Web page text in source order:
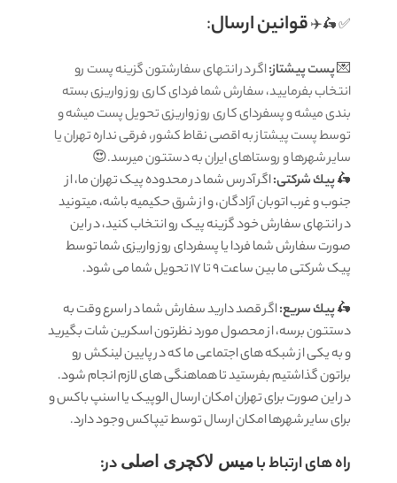
✅ 🛵✈️قوانين ارسال:
💌پست پیشتاز:اگر در انتهای سفارشتون گزینه پست رو
انتخاب بفرمایید، سفارش شما فردای کاری روز واریزی بسته
بندی میشه و پسفردای کاری روز واریزی تحویل پست میشه و
توسط پست پیشتاز به اقصی نقاط کشور، فرقی نداره تهران یا
سایر شهرها و روستاهای ایران به دستتون میرسد.😍
🛵پيك شرکتی:اگر آدرس شما در محدوده پیک تهران ما، از
جنوب و غرب اتوبان آزادگان، و از شرق حکیمیه باشه، میتونید
در انتهای سفارش خود گزینه پیک رو انتخاب کنید، در این
صورت سفارش شما فردا یا پسفردای روز واريزى شما توسط
پیک شرکتی ما بين ساعت 9 تا 17 تحويل شما مى شود.
🛵پيك سریع:اگر قصد دارید سفارش شما در اسرع وقت به
دستتون برسه، از محصول مورد نظرتون اسکرین شات بگیرید
و به یکی از شبکه های اجتماعی ما که در پایین لینکش رو
براتون گذاشتیم بفرستید تا هماهنگی های لازم انجام شود.
در این صورت برای تهران امکان ارسال الوپیک یا اسنپ باکس و
برای سایر شهرها امکان ارسال توسط تیپاکس وجود دارد.
راه های ارتباط بامیس لاکچری اصلی در: